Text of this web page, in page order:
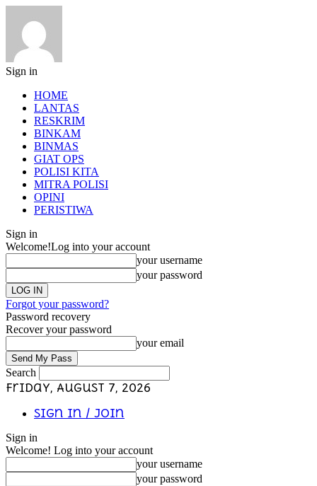
Sign in
HOME
LANTAS
RESKRIM
BINKAM
BINMAS
GIAT OPS
POLISI KITA
MITRA POLISI
OPINI
PERISTIWA
Sign in
Welcome!Log into your account
your username
your password
Forgot your password?
Password recovery
Recover your password
your email
Search
Friday, August 7, 2026
Sign in / Join
Sign in
Welcome! Log into your account
your username
your password